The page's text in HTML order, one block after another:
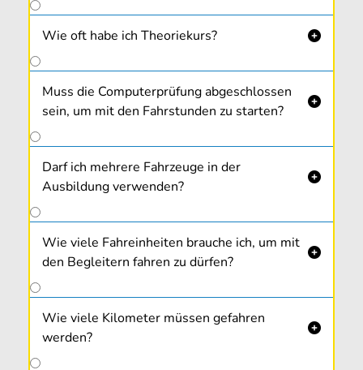
Wie oft habe ich Theoriekurs? 
Muss die Computerprüfung abgeschlossen
sein, um mit den Fahrstunden zu starten?

Darf ich mehrere Fahrzeuge in der
Ausbildung verwenden?

Wie viele Fahreinheiten brauche ich, um mit
den Begleitern fahren zu dürfen?

Wie viele Kilometer müssen gefahren
werden?
